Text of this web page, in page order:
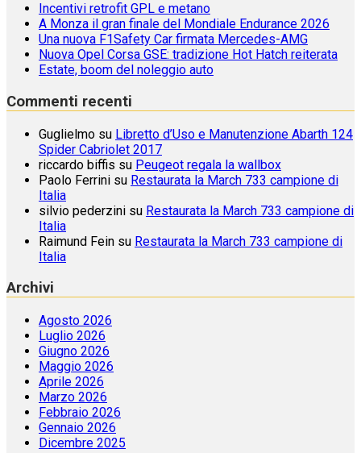
Incentivi retrofit GPL e metano
A Monza il gran finale del Mondiale Endurance 2026
Una nuova F1Safety Car firmata Mercedes-AMG
Nuova Opel Corsa GSE: tradizione Hot Hatch reiterata
Estate, boom del noleggio auto
Commenti recenti
Guglielmo su Libretto d’Uso e Manutenzione Abarth 124
Spider Cabriolet 2017
riccardo biffis su Peugeot regala la wallbox
Paolo Ferrini su Restaurata la March 733 campione di
Italia
silvio pederzini su Restaurata la March 733 campione di
Italia
Raimund Fein su Restaurata la March 733 campione di
Italia
Archivi
Agosto 2026
Luglio 2026
Giugno 2026
Maggio 2026
Aprile 2026
Marzo 2026
Febbraio 2026
Gennaio 2026
Dicembre 2025